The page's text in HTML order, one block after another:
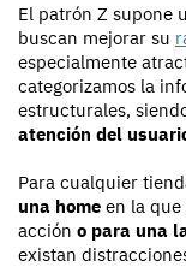
El patrón Z supone
buscan mejorar su
especialmente
categorizamos la
estructurales,
atención del
Para cualquier
una home en la que
acción o para una
existan